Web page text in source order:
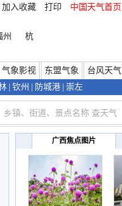
加入收藏 打印 中国天气首页
州
杭
气象影视 东盟气象 台风天气
钦州 防城港 崇左
广西焦点图片